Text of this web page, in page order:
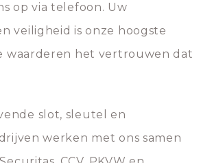
op via telefoon. Uw
veiligheid is onze hoogste
waarderen het vertrouwen dat
slot, sleutel en
werken met ons samen